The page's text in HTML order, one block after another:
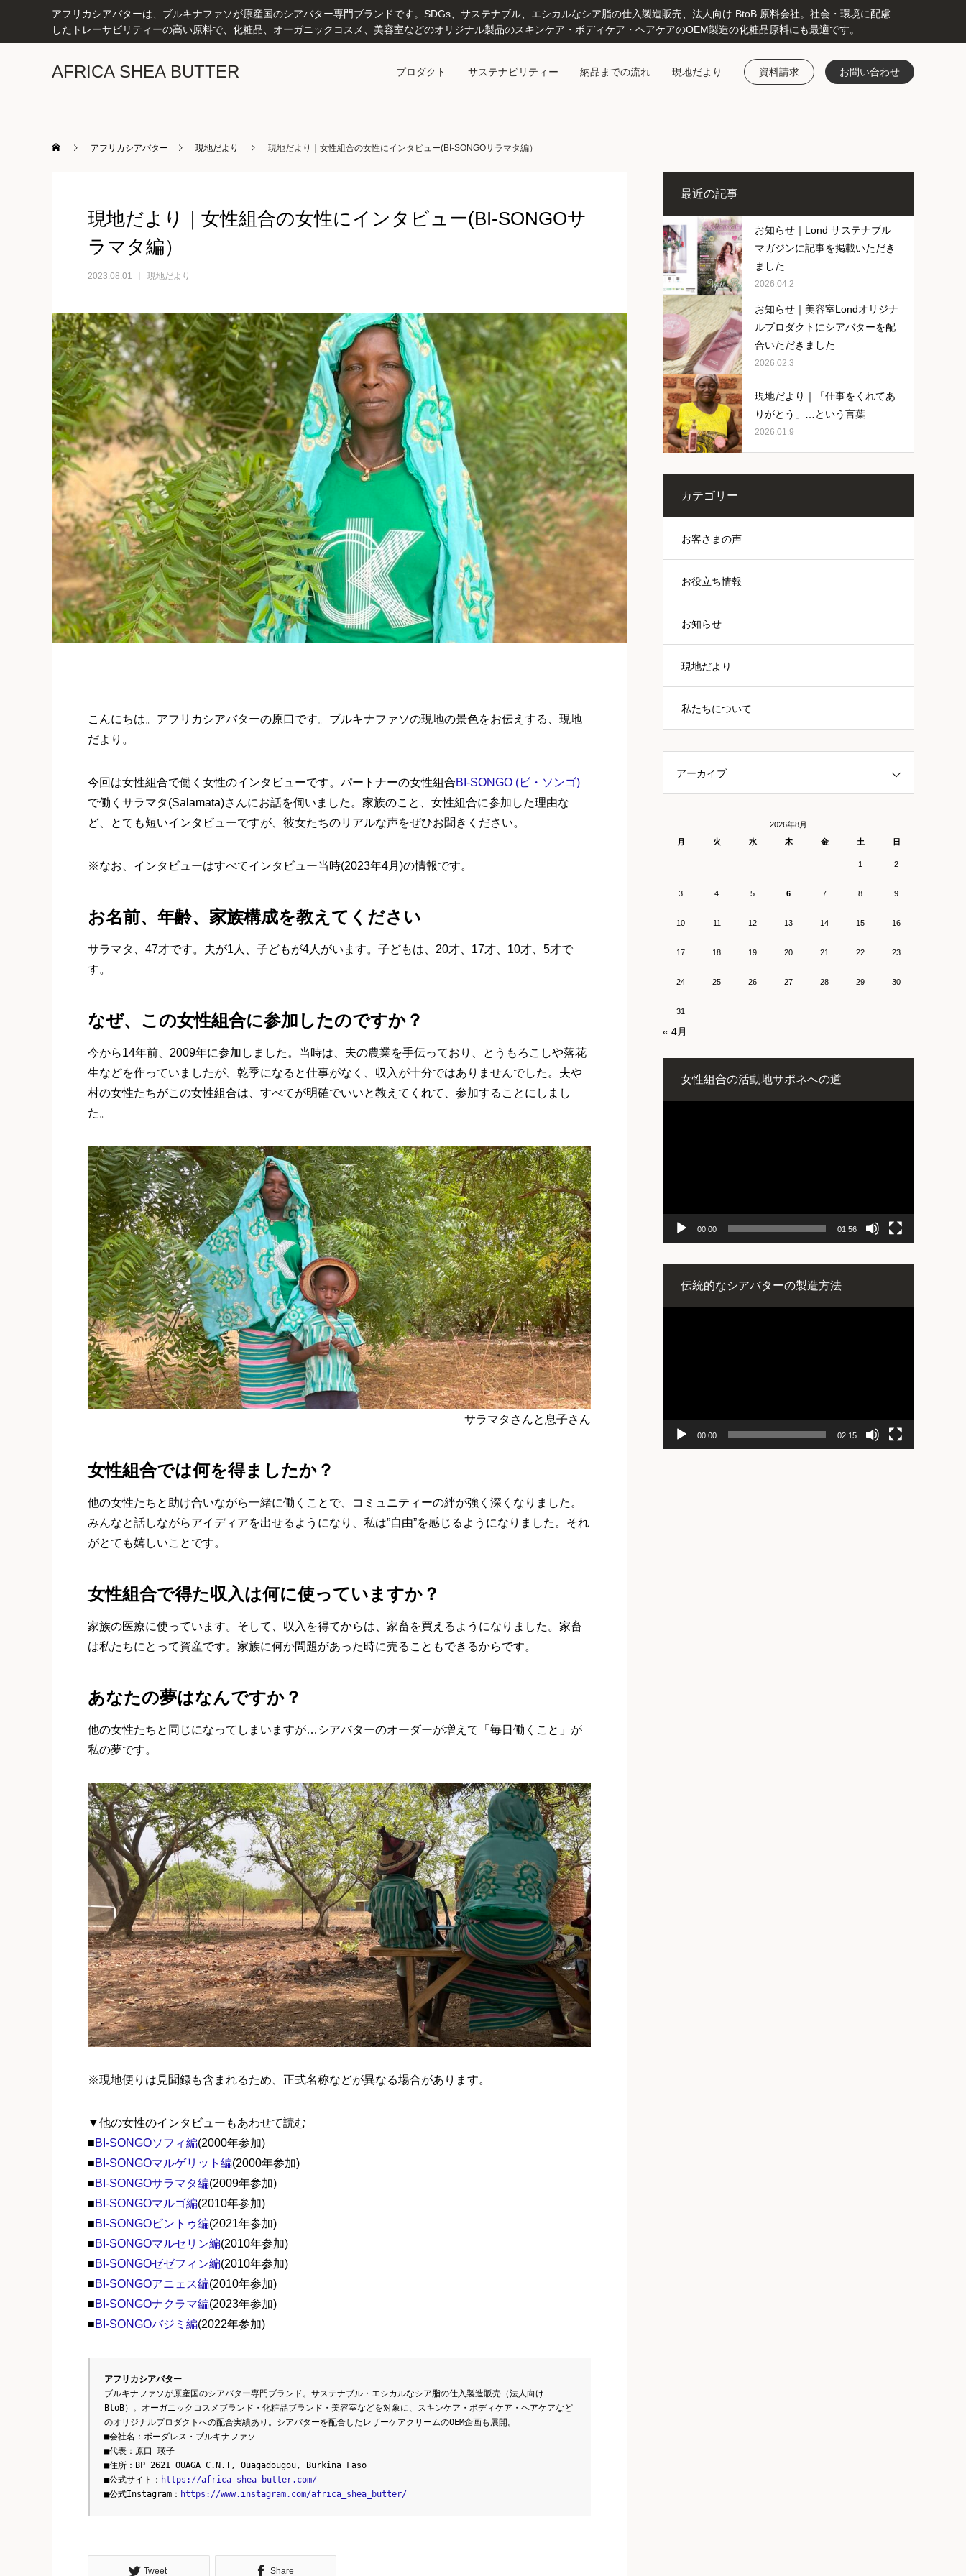
アフリカシアバターは、ブルキナファソが原産国のシアバター専門ブランドです。SDGs、サステナブル、エシカルなシア脂の仕入製造販売、法人向け BtoB 原料会社。社会・環境に配慮
したトレーサビリティーの高い原料で、化粧品、オーガニックコスメ、美容室などのオリジナル製品のスキンケア・ボディケア・ヘアケアのOEM製造の化粧品原料にも最適です。
AFRICA SHEA BUTTER プロダクト サステナビリティー 納品までの流れ 現地だより 資料請求 お問い合わせ
アフリカシアバター 現地だより 現地だより｜女性組合の女性にインタビュー(BI-SONGOサラマタ編）
現地だより｜女性組合の女性にインタビュー(BI-SONGOサ
ラマタ編）
2023.08.01 現地だより
こんにちは。アフリカシアバターの原口です。ブルキナファソの現地の景色をお伝えする、現地
だより。
今回は女性組合で働く女性のインタビューです。パートナーの女性組合BI-SONGO (ビ・ソンゴ)
で働くサラマタ(Salamata)さんにお話を伺いました。家族のこと、女性組合に参加した理由な
ど、とても短いインタビューですが、彼女たちのリアルな声をぜひお聞きください。
※なお、インタビューはすべてインタビュー当時(2023年4月)の情報です。
お名前、年齢、家族構成を教えてください
サラマタ、47才です。夫が1人、子どもが4人がいます。子どもは、20才、17才、10才、5才で
す。
なぜ、この女性組合に参加したのですか？
今から14年前、2009年に参加しました。当時は、夫の農業を手伝っており、とうもろこしや落花
生などを作っていましたが、乾季になると仕事がなく、収入が十分ではありませんでした。夫や
村の女性たちがこの女性組合は、すべてが明確でいいと教えてくれて、参加することにしまし
た。
サラマタさんと息子さん
女性組合では何を得ましたか？
他の女性たちと助け合いながら一緒に働くことで、コミュニティーの絆が強く深くなりました。
みんなと話しながらアイディアを出せるようになり、私は”自由”を感じるようになりました。それ
がとても嬉しいことです。
女性組合で得た収入は何に使っていますか？
家族の医療に使っています。そして、収入を得てからは、家畜を買えるようになりました。家畜
は私たちにとって資産です。家族に何か問題があった時に売ることもできるからです。
あなたの夢はなんですか？
他の女性たちと同じになってしまいますが…シアバターのオーダーが増えて「毎日働くこと」が
私の夢です。
※現地便りは見聞録も含まれるため、正式名称などが異なる場合があります。
▼他の女性のインタビューもあわせて読む
■BI-SONGOソフィ編(2000年参加)
■BI-SONGOマルゲリット編(2000年参加)
■BI-SONGOサラマタ編(2009年参加)
■BI-SONGOマルゴ編(2010年参加)
■BI-SONGOビントゥ編(2021年参加)
■BI-SONGOマルセリン編(2010年参加)
■BI-SONGOゼゼフィン編(2010年参加)
■BI-SONGOアニェス編(2010年参加)
■BI-SONGOナクラマ編(2023年参加)
■BI-SONGOバジミ編(2022年参加)
アフリカシアバター
ブルキナファソが原産国のシアバター専門ブランド。サステナブル・エシカルなシア脂の仕入製造販売（法人向け
BtoB）。オーガニックコスメブランド・化粧品ブランド・美容室などを対象に、スキンケア・ボディケア・ヘアケアなど
のオリジナルプロダクトへの配合実績あり。シアバターを配合したレザーケアクリームのOEM企画も展開。
■会社名：ボーダレス・ブルキナファソ
■代表：原口 瑛子
■住所：BP 2621 OUAGA C.N.T, Ouagadougou, Burkina Faso
■公式サイト： https://africa-shea-butter.com/
■公式Instagram： https://www.instagram.com/africa_shea_butter/
Tweet Share
最近の記事
お知らせ｜Lond サステナブル
マガジンに記事を掲載いただき
ました
2026.04.2
お知らせ｜美容室Londオリジナ
ルプロダクトにシアバターを配
合いただきました
2026.02.3
現地だより｜「仕事をくれてあ
りがとう」…という言葉
2026.01.9
カテゴリー
お客さまの声
お役立ち情報
お知らせ
現地だより
私たちについて
アーカイブ
2026年8月
月
火 水 木 金 土 日
1 2
3 4 5 6 7 8 9
10 11 12 13 14 15 16
17 18 19 20 21 22 23
24 25 26 27 28 29 30
31
« 4月
女性組合の活動地サポネへの道
00:00 01:56
伝統的なシアバターの製造方法
00:00 02:15